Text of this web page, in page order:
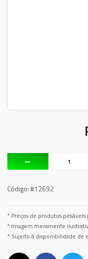
Código:#12692
* Preços de produtos
* Imagem meramente
* Sujeito à disponibilidade de